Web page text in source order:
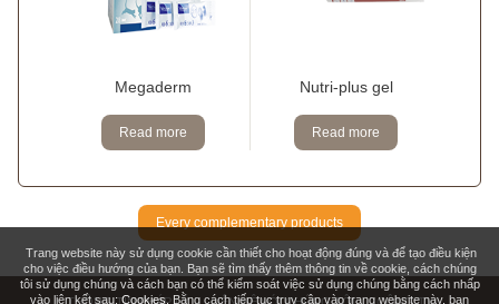
Megaderm
Read more
Nutri-plus gel
Read more
Every complementary products
Trang website này sử dụng cookie cần thiết cho hoạt động đúng và để tạo điều kiện
cho việc điều hướng của bạn. Bạn sẽ tìm thấy thêm thông tin về cookie, cách chúng
tôi sử dụng chúng và cách bạn có thể kiểm soát việc sử dụng chúng bằng cách nhấp
vào liên kết sau:Cookies. Bằng cách tiếp tục truy cập vào trang website này, bạn